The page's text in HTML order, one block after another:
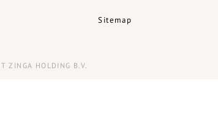
Sitemap
ZINGA HOLDING B.V.